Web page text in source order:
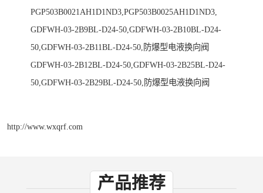
PGP503B0021AH1D1ND3,PGP503B0025AH1D1ND3,
GDFWH-03-2B9BL-D24-50,GDFWH-03-2B10BL-D24-
50,GDFWH-03-2B11BL-D24-50,防爆型电液换向阀
GDFWH-03-2B12BL-D24-50,GDFWH-03-2B25BL-D24-
50,GDFWH-03-2B29BL-D24-50,防爆型电液换向阀
http://www.wxqrf.com
产品推荐